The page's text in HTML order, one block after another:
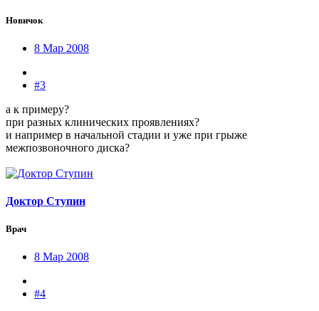
Новичок
8 Мар 2008
#3
а к примеру?
при разных клинических проявлениях?
и например в начальной стадии и уже при грыже
межпозвоночного диска?
Доктор Ступин
Врач
8 Мар 2008
#4